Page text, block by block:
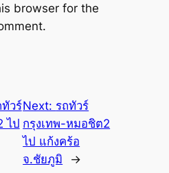
browser for the
ทัวร์
ไป
Next: รถทัวร์
กรุงเทพ-หมอชิต2
ไป แก้งคร้อ
จ.ชัยภูมิ
→